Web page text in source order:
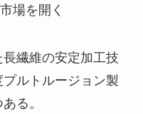
場を開く
繊維の安定加工技
ルトルージョン製
る。